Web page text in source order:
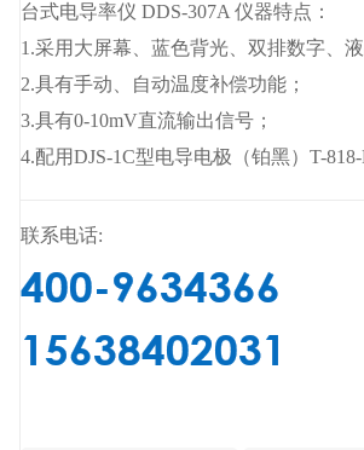
台式电导率仪 DDS-307A 仪器特点：
1.采用大屏幕、蓝色背光、双排数字、液
2.具有手动、自动温度补偿功能；
3.具有0-10mV直流输出信号；
4.配用DJS-1C型电导电极（铂黑）T-
联系电话:
400-9634366
15638402031